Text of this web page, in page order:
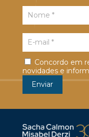
Concordo em
novidades e